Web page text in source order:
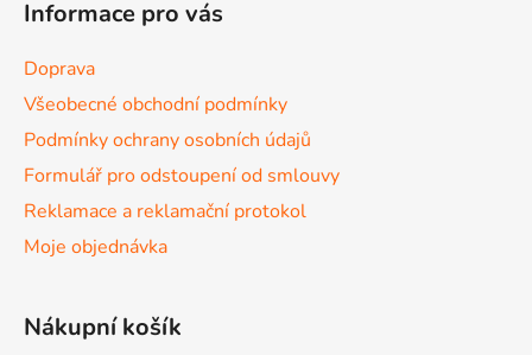
Informace pro vás
Doprava
Všeobecné obchodní podmínky
Podmínky ochrany osobních údajů
Formulář pro odstoupení od smlouvy
Reklamace a reklamační protokol
Moje objednávka
Nákupní košík